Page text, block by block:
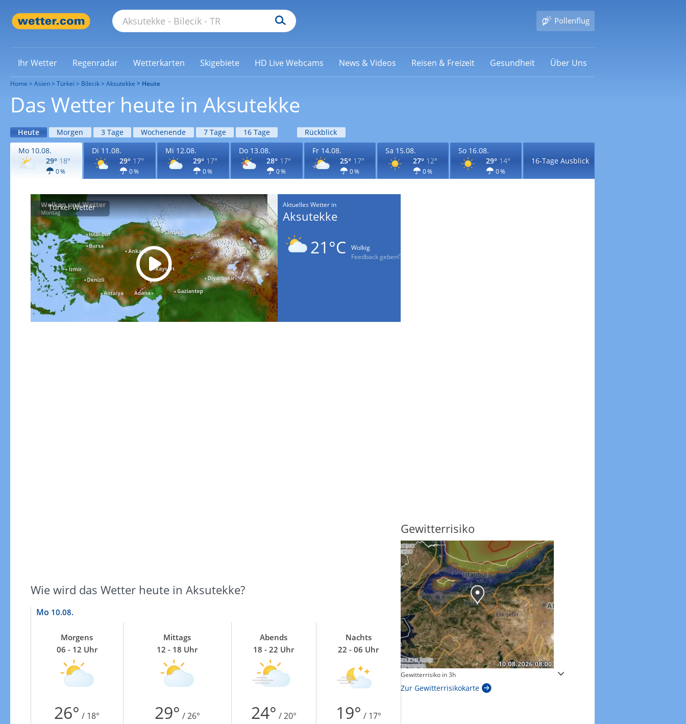
Pollenflug
Ihr Wetter Regenradar Wetterkarten Skigebiete HD Live Webcams News & Videos Reisen & Freizeit Gesundheit Über Uns
Home Asien Türkei Bilecik Aksutekke Heute
Das Wetter heute in Aksutekke
Heute Morgen 3 Tage Wochenende 7 Tage 16 Tage
Rückblick
Mo 10.08.
29° 18°
0 %
Di 11.08.
29° 17°
0 %
Mi 12.08.
29° 17°
0 %
Do 13.08.
28° 17°
0 %
Fr 14.08.
25° 17°
0 %
Sa 15.08.
27° 12°
0 %
So 16.08.
29° 14°
0 %
16-Tage Ausblick
Türkei-Wetter Aktuelles Wetter in
Aksutekke
21°C
Wolkig
Feedback geben
Wie wird das Wetter heute in Aksutekke?
Mo 10.08.
Morgens
06 - 12 Uhr
Mittags
12 - 18 Uhr
Abends
18 - 22 Uhr
Nachts
22 - 06 Uhr
26° / 18° 29° / 26° 24° / 20° 19° / 17°
Windgeschwindigkeiten in 3h
Zur Windgeschwindigkeitenkarte
Sonnenschein heute
Zur Sonnenscheindauerkarte
Gewitterrisiko
Gewitterrisiko in 3h
Zur Gewitterrisikokarte
Windböen heute